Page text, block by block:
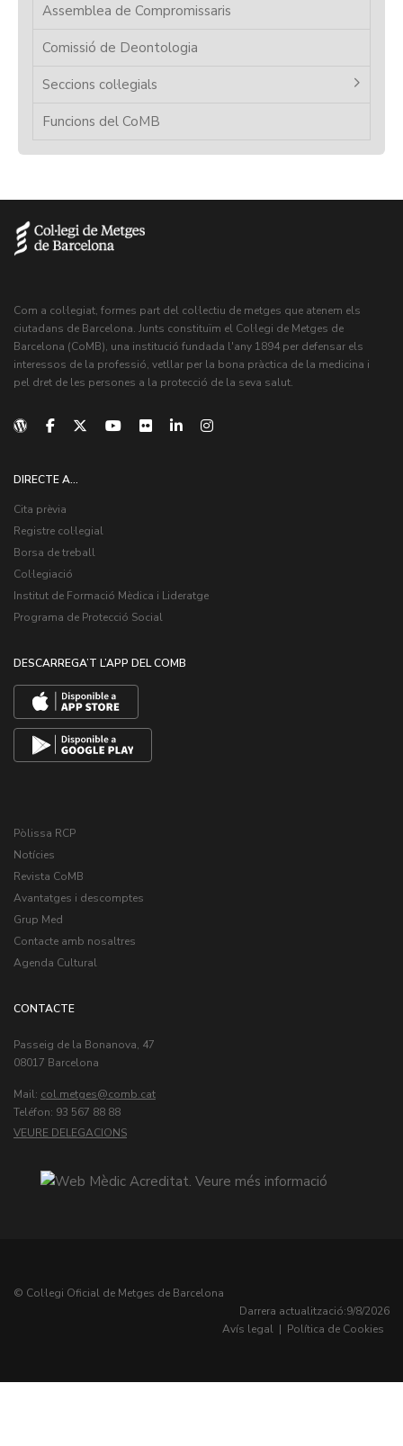
Assemblea de Compromissaris
Comissió de Deontologia
Seccions col·legials
Funcions del CoMB
Com a col·legiat, formes part del col·lectiu de metges que atenem els
ciutadans de Barcelona. Junts constituïm el Col·legi de Metges de
Barcelona (CoMB), una institució fundada l'any 1894 per defensar els
interessos de la professió, vetllar per la bona pràctica de la medicina i
pel dret de les persones a la protecció de la seva salut.
DIRECTE A...
Cita prèvia
Registre col·legial
Borsa de treball
Col·legiació
Institut de Formació Mèdica i Lideratge
Programa de Protecció Social
DESCARREGA’T L’APP DEL COMB
Pòlissa RCP
Notícies
Revista CoMB
Avantatges i descomptes
Grup Med
Contacte amb nosaltres
Agenda Cultural
CONTACTE
Passeig de la Bonanova, 47
08017 Barcelona
Mail: col.metges
Teléfon: 93 567 88 88
VEURE DELEGACIONS
© Col·legi Oficial de Metges de Barcelona
Darrera actualització:9/8/2026
Avís legal | Política de Cookies